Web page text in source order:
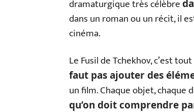
dramaturgique très célèbre
dans un roman ou un récit, il
cinéma.
Le Fusil de Tchekhov, c’est
faut pas ajouter des
un film. Chaque objet,
qu’on doit comprendre